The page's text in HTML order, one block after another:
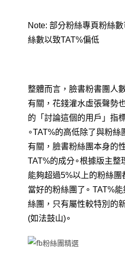
Note: 部分粉絲專頁粉絲
絲數以致TAT%偏低
整體而言 ，臉書粉書團人
有關 ，花錢灌水虛張聲勢
的 「 討論這個的用戶 」指
∘TAT%的高低除了與粉絲
有關 ， 臉書粉絲團本身的
TAT%的成分∘根據版主整
能夠超過5%以上的粉絲團
當好的粉絲團了 ∘ TAT%
絲團 ， 只有屬性較特別的
(如法鼓山)∘